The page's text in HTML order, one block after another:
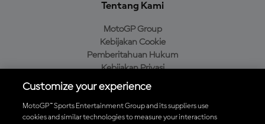
Tentang Kami
MotoGP Group
Kebijakan Cookie
Pemberitahuan Hukum
Kebijakan Privasi
Kebijakan Pembelian
Customize your experience
MotoGP™ Sports Entertainment Group and its suppliers use
cookies and similar technologies to measure your interactions